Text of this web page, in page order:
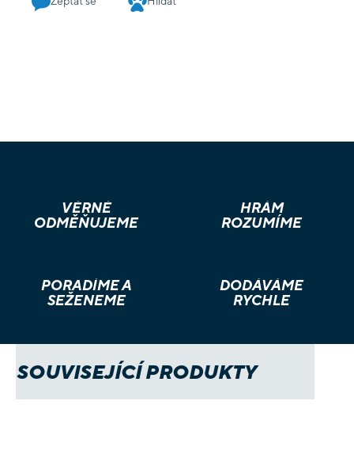
Jedná se o rozšíření Necromundy - k použití obsahu této
VĚRNÉ
ODMĚŇUJEME
HRÁM
ROZUMÍME
PORADÍME A
SEŽENEME
DODÁVÁME
RYCHLE
SOUVISEJÍCÍ PRODUKTY